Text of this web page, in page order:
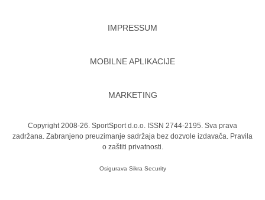
IMPRESSUM
MOBILNE APLIKACIJE
MARKETING
Copyright 2008-26. SportSport d.o.o. ISSN 2744-2195. Sva prava
zadržana. Zabranjeno preuzimanje sadržaja bez dozvole izdavača. Pravila
o zaštiti privatnosti.
Osigurava Sikra Security